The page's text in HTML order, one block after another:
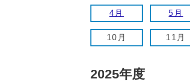
4月 5月
10月 11月
2025年度